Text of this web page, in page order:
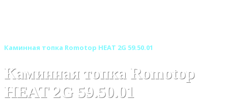
Каминная топка Romotop HEAT 2G 59.50.01
Каминная топка Romotop
HEAT 2G 59.50.01